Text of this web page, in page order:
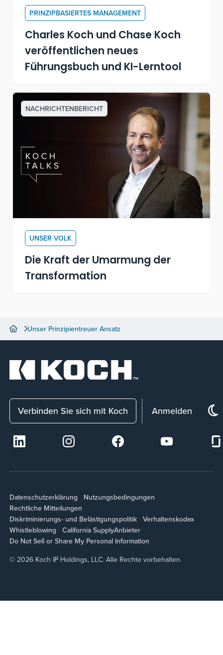
PRINZIPBASIERTES MANAGEMENT
Charles Koch und Chase Koch
veröffentlichen neues
Führungsbuch und KI-Lerntool
NACHRICHTENBERICHT
UNSER VOLK
Die Kraft der Umarmung der
Transformation
Unser Prinzipientreuer Ansatz
Verbinden Sie sich mit Koch Anmelden
Datenschutzerklärung
Nutzungsbedingungen
Rechtliche Mitteilungen
Diskriminierungs- und Belästigungspolitik
Verhaltenskodex
Whistleblowing
California SupplyAnbieter
Do Not Sell or Share My Personal Information
© 2026 Koch IP Holdings, LLC. Alle Rechte vorbehalten.